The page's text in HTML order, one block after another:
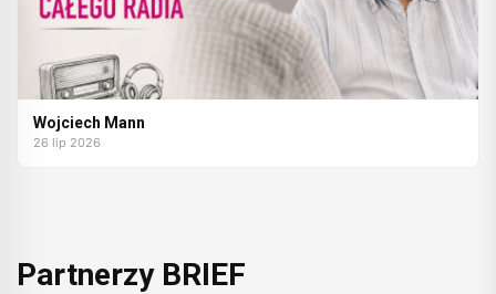
Wojciech Mann
26 lip 2026
Partnerzy BRIEF